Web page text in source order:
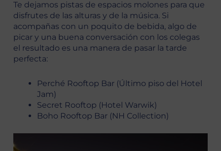
Te dejamos pistas de espacios molones para que
disfrutes de las alturas y de la música. Si
acompañas con un poquito de bebida, algo de
picar y una buena conversación con los colegas
el resultado es una manera de pasar la tarde
perfecta:
Perché Rooftop Bar (Último piso del Hotel
Jam)
Secret Rooftop (Hotel Warwik)
Boho Rooftop Bar (NH Collection)